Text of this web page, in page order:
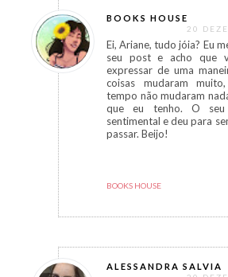
BOOKS HOUSE
20
Ei, Ariane, tudo jóia? Eu
seu post e acho que
expressar de uma
coisas mudaram
tempo não mudaram
que eu tenho. O
sentimental e deu para
passar. Beijo!
BOOKS HOUSE
ALESSANDRA SALVIA